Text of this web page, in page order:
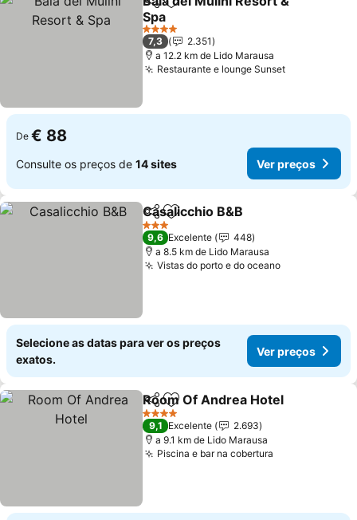
PartilharAdicionar aos favoritos
Spa
Ver preços
4 Estrelas
7,3
2.351
a 12.2 km de Lido Marausa
Restaurante e lounge SunsetVer preços
De € 88
Consulte os preços de 14 sites Ver preços
PartilharAdicionar aos favoritos
Casalicchio B&B
3 Estrelas
9,6 Excelente
448
a 8.5 km de Lido Marausa
Vistas do porto e do oceanoVer preços
Selecione as datas para ver os preços
exatos.
Ver preços
PartilharAdicionar aos favoritos
Room Of Andrea Hotel
4 Estrelas
9,1 Excelente
2.693
a 9.1 km de Lido Marausa
Piscina e bar na cobertura